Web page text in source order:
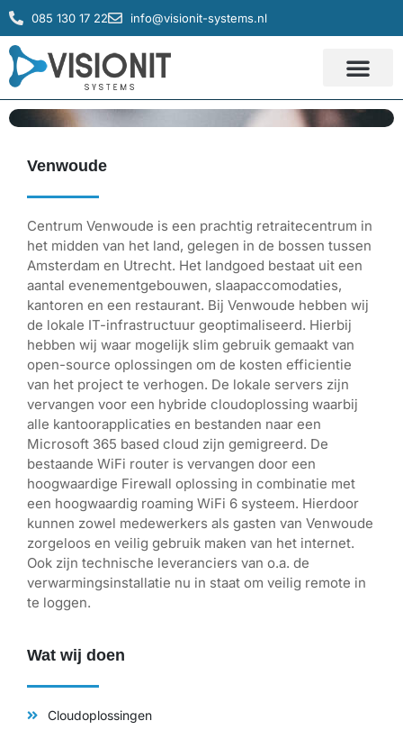
085 130 17 22 info@visionit-systems.nl
Venwoude
Centrum Venwoude is een prachtig retraitecentrum in
het midden van het land, gelegen in de bossen tussen
Amsterdam en Utrecht. Het landgoed bestaat uit een
aantal evenementgebouwen, slaapaccomodaties,
kantoren en een restaurant. Bij Venwoude hebben wij
de lokale IT-infrastructuur geoptimaliseerd. Hierbij
hebben wij waar mogelijk slim gebruik gemaakt van
open-source oplossingen om de kosten efficientie
van het project te verhogen. De lokale servers zijn
vervangen voor een hybride cloudoplossing waarbij
alle kantoorapplicaties en bestanden naar een
Microsoft 365 based cloud zijn gemigreerd. De
bestaande WiFi router is vervangen door een
hoogwaardige Firewall oplossing in combinatie met
een hoogwaardig roaming WiFi 6 systeem. Hierdoor
kunnen zowel medewerkers als gasten van Venwoude
zorgeloos en veilig gebruik maken van het internet.
Ook zijn technische leveranciers van o.a. de
verwarmingsinstallatie nu in staat om veilig remote in
te loggen.
Wat wij doen
Cloudoplossingen